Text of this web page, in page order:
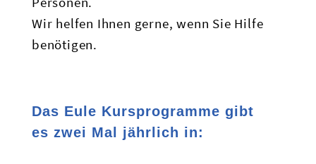
Wir helfen Ihnen gerne, wenn Sie Hilfe
benötigen.
Das Eule Kursprogramme gibt
es zwei Mal jährlich in: